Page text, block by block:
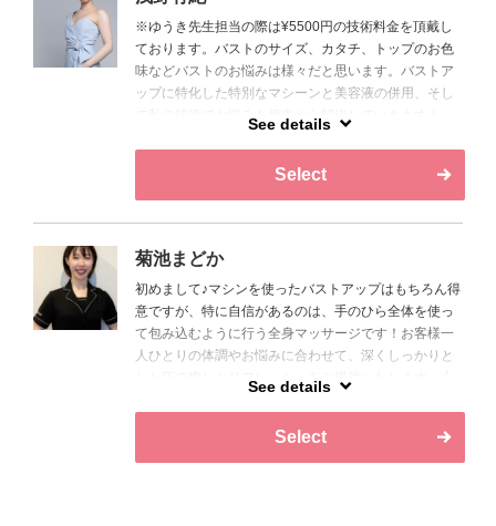
※ゆうき先生担当の際は¥5500円の技術料金を頂戴し
ております。バストのサイズ、カタチ、トップのお色
味などバストのお悩みは様々だと思います。バストア
ップに特化した特別なマシーンと美容液の併用、そし
て私の技術でお悩みを根本から解決していきます！
See details
Select
菊池まどか
初めまして♪マシンを使ったバストアップはもちろん得
意ですが、特に自信があるのは、手のひら全体を使っ
て包み込むように行う全身マッサージです！お客様一
人ひとりの体調やお悩みに合わせて、深くしっかりと
した圧で癒しとリフレッシュをご提供いたします。心
See details
Select